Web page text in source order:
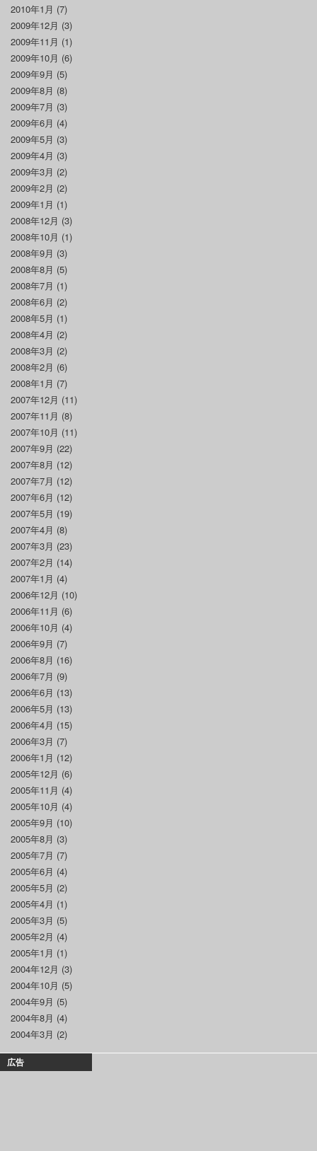
2010年1月 (7)
2009年12月 (3)
2009年11月 (1)
2009年10月 (6)
2009年9月 (5)
2009年8月 (8)
2009年7月 (3)
2009年6月 (4)
2009年5月 (3)
2009年4月 (3)
2009年3月 (2)
2009年2月 (2)
2009年1月 (1)
2008年12月 (3)
2008年10月 (1)
2008年9月 (3)
2008年8月 (5)
2008年7月 (1)
2008年6月 (2)
2008年5月 (1)
2008年4月 (2)
2008年3月 (2)
2008年2月 (6)
2008年1月 (7)
2007年12月 (11)
2007年11月 (8)
2007年10月 (11)
2007年9月 (22)
2007年8月 (12)
2007年7月 (12)
2007年6月 (12)
2007年5月 (19)
2007年4月 (8)
2007年3月 (23)
2007年2月 (14)
2007年1月 (4)
2006年12月 (10)
2006年11月 (6)
2006年10月 (4)
2006年9月 (7)
2006年8月 (16)
2006年7月 (9)
2006年6月 (13)
2006年5月 (13)
2006年4月 (15)
2006年3月 (7)
2006年1月 (12)
2005年12月 (6)
2005年11月 (4)
2005年10月 (4)
2005年9月 (10)
2005年8月 (3)
2005年7月 (7)
2005年6月 (4)
2005年5月 (2)
2005年4月 (1)
2005年3月 (5)
2005年2月 (4)
2005年1月 (1)
2004年12月 (3)
2004年10月 (5)
2004年9月 (5)
2004年8月 (4)
2004年3月 (2)
広告